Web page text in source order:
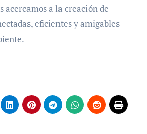
acercamos a la creación de
eficientes y amigables